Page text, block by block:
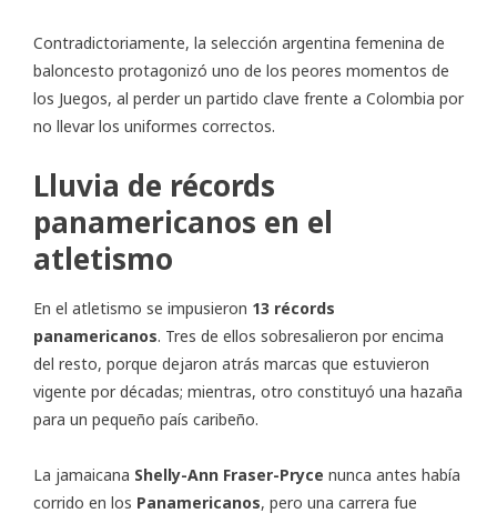
Contradictoriamente, la selección argentina femenina de
baloncesto protagonizó uno de los peores momentos de
los Juegos, al perder un partido clave frente a Colombia por
no llevar los uniformes correctos.
Lluvia de récords
panamericanos en el
atletismo
En el atletismo se impusieron 13 récords
panamericanos. Tres de ellos sobresalieron por encima
del resto, porque dejaron atrás marcas que estuvieron
vigente por décadas; mientras, otro constituyó una hazaña
para un pequeño país caribeño.
La jamaicana Shelly-Ann Fraser-Pryce nunca antes había
corrido en los Panamericanos, pero una carrera fue